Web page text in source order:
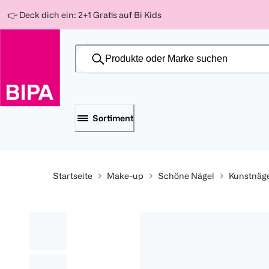
-10%
Für
150 Ös
-15%
Für
300 Ös
-20%
Für
500 Ös
zum
👉 Deck dich ein: 2+1 Gratis auf Bi Kids
Sortiment
Startseite Make-up Schöne Nägel